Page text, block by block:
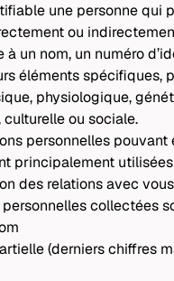
une personne qui
ou
à un nom, un numéro
éléments spécifiques,
physiologique,
ou sociale.
personnelles
principalement
des relations avec
personnelles collectées
(derniers chiffres